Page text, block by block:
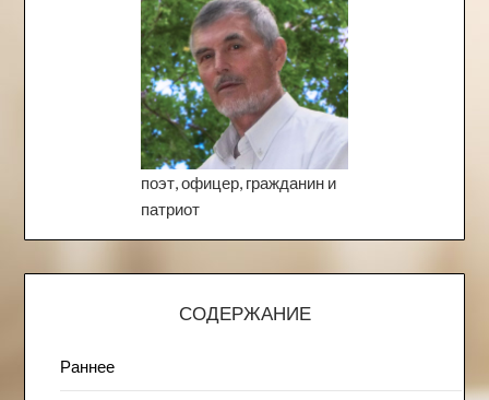
поэт, офицер, гражданин и
патриот
СОДЕРЖАНИЕ
Раннее